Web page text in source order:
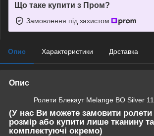
Що таке купити з Пром?
Замовлення під захистом
Опис Характеристики Доставка
Опис
Ролети Блекаут Melange BO Silver
(У нас Ви можете замовити ролети
розмір або купити лише тканину та
комплектуючі окремо)